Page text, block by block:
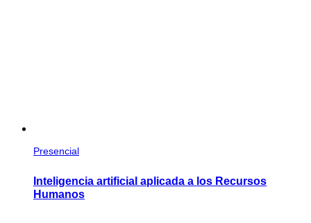
Presencial
Inteligencia artificial aplicada a los Recursos
Humanos